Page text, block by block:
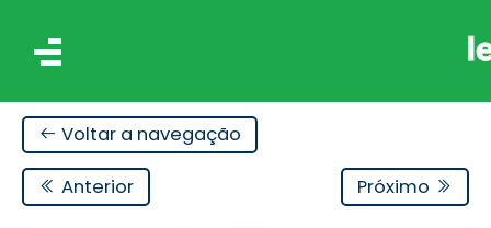
Voltar a navegação
Anterior Próximo